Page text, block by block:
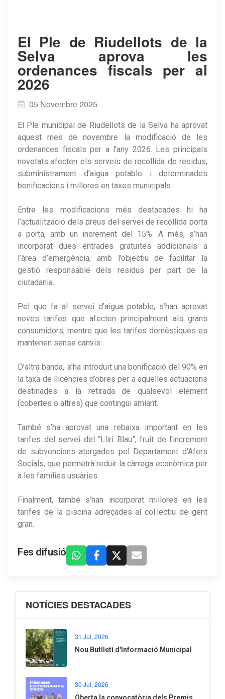
El Ple de Riudellots de la
Selva aprova les
ordenances fiscals per al
2026
05 Novembre 2025
El Ple municipal de Riudellots de la Selva ha aprovat
aquest mes de novembre la modificació de les
ordenances fiscals per a l’any 2026. Les principals
novetats afecten els serveis de recollida de residus,
subministrament d’aigua potable i determinades
bonificacions i millores en taxes municipals.
Entre les modificacions més destacades hi ha
l’actualització dels preus del servei de recollida porta
a porta, amb un increment del 15%. A més, s’han
incorporat dues entrades gratuïtes addicionals a
l’àrea d’emergència, amb l’objectiu de facilitar la
gestió responsable dels residus per part de la
ciutadania.
Pel que fa al servei d’aigua potable, s’han aprovat
noves tarifes que afecten principalment als grans
consumidors, mentre que les tarifes domèstiques es
mantenen sense canvis.
D’altra banda, s’ha introduït una bonificació del 90% en
la taxa de llicències d’obres per a aquelles actuacions
destinades a la retirada de qualsevol element
(cobertes o altres) que contingui amiant.
També s’ha aprovat una rebaixa important en les
tarifes del servei del “Lliri Blau”, fruit de l’increment
de subvencions atorgades pel Departament d’Afers
Socials, que permetrà reduir la càrrega econòmica per
a les famílies usuàries.
Finalment, també s’han incorporat millores en les
tarifes de la piscina adreçades al col·lectiu de gent
gran.
Fes difusió
NOTÍCIES DESTACADES
31 Jul, 2026
Nou Butlletí d'Informació Municipal
30 Jul, 2026